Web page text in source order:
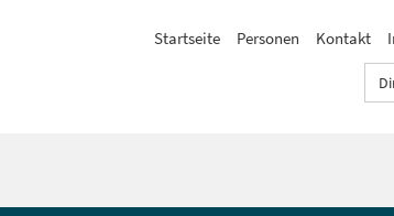
Startseite Personen Kontakt